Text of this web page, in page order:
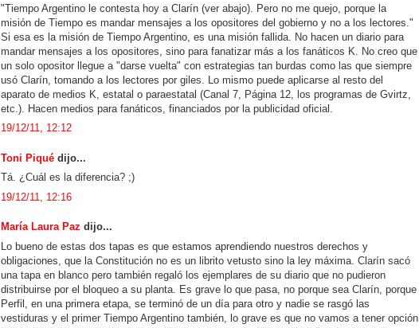
"Tiempo Argentino le contesta hoy a Clarín (ver abajo). Pero no me quejo, porque la
misión de Tiempo es mandar mensajes a los opositores del gobierno y no a los lectores."
Si esa es la misión de Tiempo Argentino, es una misión fallida. No hacen un diario para
mandar mensajes a los opositores, sino para fanatizar más a los fanáticos K. No creo que
un solo opositor llegue a "darse vuelta" con estrategias tan burdas como las que siempre
usó Clarín, tomando a los lectores por giles. Lo mismo puede aplicarse al resto del
aparato de medios K, estatal o paraestatal (Canal 7, Página 12, los programas de Gvirtz,
etc.). Hacen medios para fanáticos, financiados por la publicidad oficial.
19/12/11, 12:12
Toni Piqué dijo...
Tá. ¿Cuál es la diferencia? ;)
19/12/11, 12:16
María Laura Paz dijo...
Lo bueno de estas dos tapas es que estamos aprendiendo nuestros derechos y
obligaciones, que la Constitución no es un librito vetusto sino la ley máxima. Clarín sacó
una tapa en blanco pero también regaló los ejemplares de su diario que no pudieron
distribuirse por el bloqueo a su planta. Es grave lo que pasa, no porque sea Clarín, porque
Perfil, en una primera etapa, se terminó de un día para otro y nadie se rasgó las
vestiduras y el primer Tiempo Argentino también, lo grave es que no vamos a tener opción